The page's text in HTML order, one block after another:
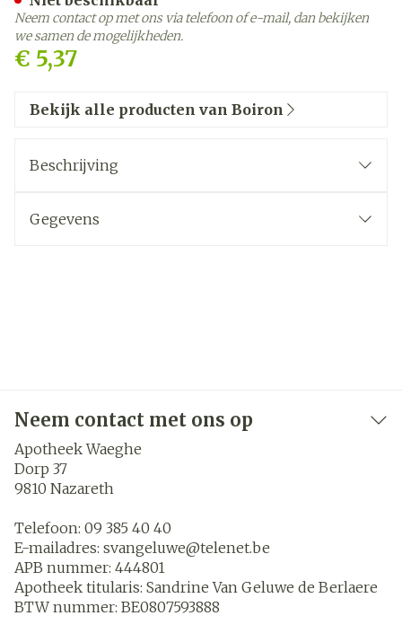
€ 5,37
Neem contact op met ons via telefoon of e-mail, dan bekijken
we samen de mogelijkheden.
Bekijk alle producten van Boiron
Beschrijving
Gegevens
Neem contact met ons op
Apotheek Waeghe
Dorp 37
9810 Nazareth
Telefoon: 09 385 40 40
E-mailadres: svangeluwe@telenet.be
APB nummer: 444801
Apotheek titularis: Sandrine Van Geluwe de Berlaere
BTW nummer: BE0807593888